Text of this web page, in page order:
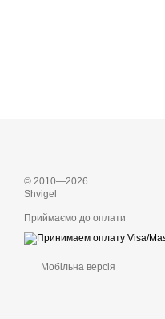
© 2010—2026
Shvigel
Приймаємо до оплати
Мобільна версія